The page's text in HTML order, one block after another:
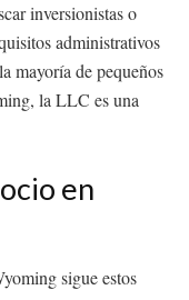
inversionistas o
administrativos
mayoría de pequeños
la LLC es una
en
sigue estos